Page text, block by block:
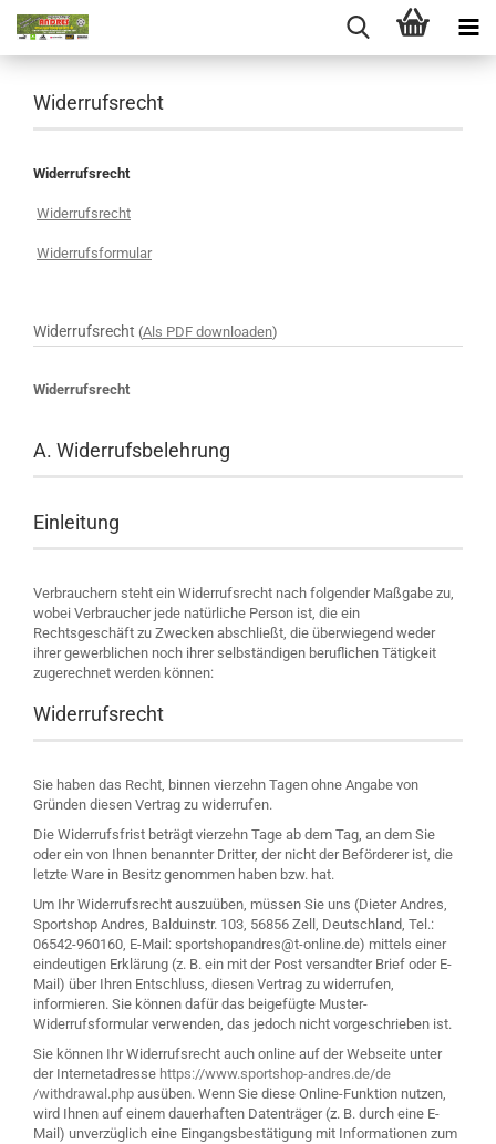
Widerrufsrecht
Widerrufsrecht
Widerrufsrecht
Widerrufsformular
Widerrufsrecht (Als PDF downloaden)
Widerrufsrecht
A. Widerrufsbelehrung
Einleitung
Verbrauchern steht ein Widerrufsrecht nach folgender Maßgabe zu,
wobei Verbraucher jede natürliche Person ist, die ein
Rechtsgeschäft zu Zwecken abschließt, die überwiegend weder
ihrer gewerblichen noch ihrer selbständigen beruflichen Tätigkeit
zugerechnet werden können:
Widerrufsrecht
Sie haben das Recht, binnen vierzehn Tagen ohne Angabe von
Gründen diesen Vertrag zu widerrufen.
Die Widerrufsfrist beträgt vierzehn Tage ab dem Tag, an dem Sie
oder ein von Ihnen benannter Dritter, der nicht der Beförderer ist, die
letzte Ware in Besitz genommen haben bzw. hat.
Um Ihr Widerrufsrecht auszuüben, müssen Sie uns (Dieter Andres,
Sportshop Andres, Balduinstr. 103, 56856 Zell, Deutschland, Tel.:
06542-960160, E-Mail: sportshopandres@t-online.de) mittels einer
eindeutigen Erklärung (z. B. ein mit der Post versandter Brief oder E-
Mail) über Ihren Entschluss, diesen Vertrag zu widerrufen,
informieren. Sie können dafür das beigefügte Muster-
Widerrufsformular verwenden, das jedoch nicht vorgeschrieben ist.
Sie können Ihr Widerrufsrecht auch online auf der Webseite unter
der Internetadresse https://www.sportshop-andres.de/de
/withdrawal.php ausüben. Wenn Sie diese Online-Funktion nutzen,
wird Ihnen auf einem dauerhaften Datenträger (z. B. durch eine E-
Mail) unverzüglich eine Eingangsbestätigung mit Informationen zum